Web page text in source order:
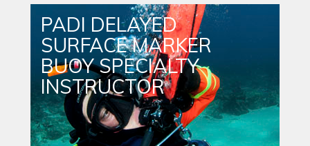
PADI DELAYED
SURFACE MARKER
BUOY SPECIALTY
INSTRUCTOR